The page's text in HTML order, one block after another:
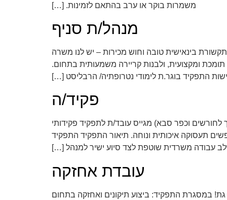
משמרות בוקר או ערב בהתאם לזמינות. […]
מנהל/ת סניף
בינאישית טובה וחוש מכירות – יש לנו משרה
ומקצועית, ולבנות קריירה משמעותית בתחום.
התפקיד בוגר.ת לימודי נטרופתיה/ הרבליסט […]
פקיד/ה
וכפר סבא) מגייס עובד/ת לתפקיד פקידותי
תעסוקה איכותית ונוחה. תיאור התפקיד התפקיד
עבודה משרדית שוטפת לצד סיוע ישיר למנהל […]
עובדת אחזקה
במסגרת התפקיד: ביצוע תיקונים ואחזקה בתחום